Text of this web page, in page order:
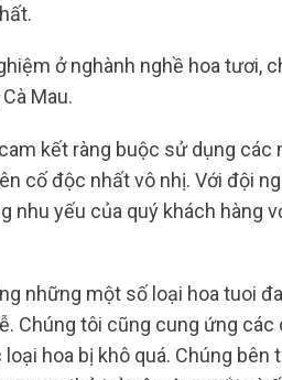
ở nghành nghề hoa tươi,
Mau.
kết ràng buộc sử dụng
cố độc nhất vô nhị. Với đội
nhu yếu của quý khách hàng
những một số loại hoa tuoi
Chúng tôi cũng cung ứng
loại hoa bị khô quá. Chúng